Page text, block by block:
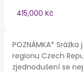
415,000 Kč
POZNÁMKA*
regionu Czech
zjednodušení se